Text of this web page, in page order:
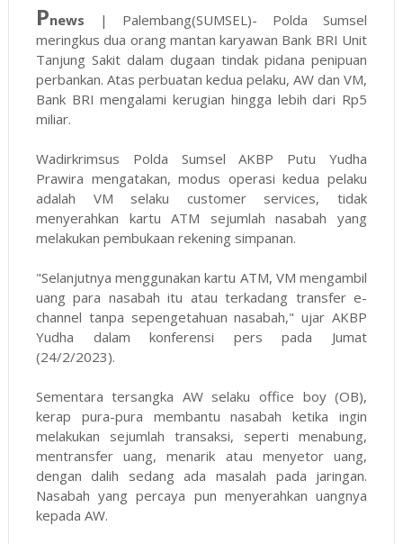
Pnews | Palembang(SUMSEL)- Polda Sumsel
meringkus dua orang mantan karyawan Bank BRI Unit
Tanjung Sakit dalam dugaan tindak pidana penipuan
perbankan. Atas perbuatan kedua pelaku, AW dan VM,
Bank BRI mengalami kerugian hingga lebih dari Rp5
miliar.
Wadirkrimsus Polda Sumsel AKBP Putu Yudha
Prawira mengatakan, modus operasi kedua pelaku
adalah VM selaku customer services, tidak
menyerahkan kartu ATM sejumlah nasabah yang
melakukan pembukaan rekening simpanan.
"Selanjutnya menggunakan kartu ATM, VM mengambil
uang para nasabah itu atau terkadang transfer e-
channel tanpa sepengetahuan nasabah," ujar AKBP
Yudha dalam konferensi pers pada Jumat
(24/2/2023).
Sementara tersangka AW selaku office boy (OB),
kerap pura-pura membantu nasabah ketika ingin
melakukan sejumlah transaksi, seperti menabung,
mentransfer uang, menarik atau menyetor uang,
dengan dalih sedang ada masalah pada jaringan.
Nasabah yang percaya pun menyerahkan uangnya
kepada AW.